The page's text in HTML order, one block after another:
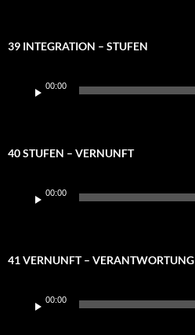
39 INTEGRATION – STUFEN
Player
00:00
40 STUFEN – VERNUNFT
Player
00:00
41 VERNUNFT – VERANTWORTUNG
Player
00:00